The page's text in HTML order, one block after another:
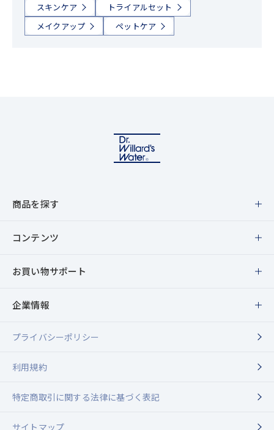
スキンケア
トライアルセット
メイクアップ
ペットケア
商品を探す
商品一覧
スキンケア
メイクアップ
トライアルセット
キャンペーン対象商品
セピア（ペットケア）
コンテンツ
特集・キャンペーン
ブランドメッセージ
最新情報
敏感肌コンシェルジュ
ウィラード通信
お買い物サポート
メンバーシッププログラムのご案内
定期購入について
お友達紹介キャンペーン
送料・配送について
企業情報
企業情報
代表メッセージ
Dr.ウィラード・ウォーター
プライバシーポリシー
利用規約
特定商取引に関する法律に基づく表記
サイトマップ